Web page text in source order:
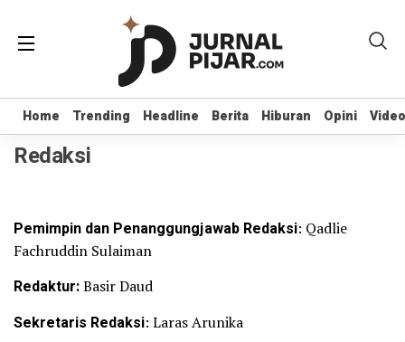
Home Trending Headline Berita Hiburan Opini Video
Home Trending Headline Berita Hiburan Opini Video
Redaksi
Pemimpin dan Penanggungjawab Redaksi: Qadlie
Fachruddin Sulaiman
Redaktur:Basir Daud
Sekretaris Redaksi: Laras Arunika